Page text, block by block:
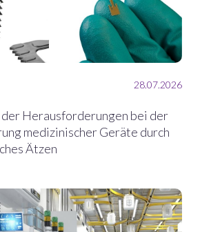
28.07.2026
Herausforderungen bei der
medizinischer Geräte durch
Ätzen